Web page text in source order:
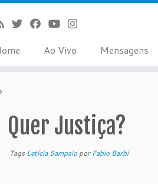
Ao Vivo Mensagens
Quer Justiça?
Tags Letícia SampaioporFabio Barbi